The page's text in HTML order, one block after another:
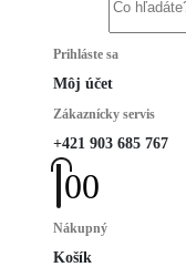
Prihláste sa
Môj účet
Zákaznícky servis
+421 903 685 767
00
Nákupný
Košík